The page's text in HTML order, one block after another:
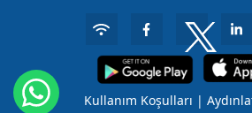
Kullanım Koşulları |